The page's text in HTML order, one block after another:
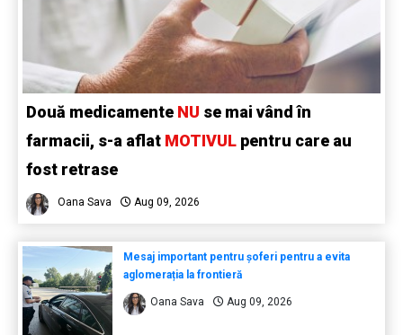
Două medicamente NU se mai vând în
farmacii, s-a aflat MOTIVUL pentru care au
fost retrase
Oana Sava Aug 09, 2026
Mesaj important pentru șoferi pentru a evita
aglomerația la frontieră
Oana Sava Aug 09, 2026